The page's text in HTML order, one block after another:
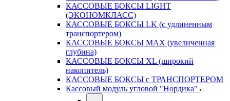
КАССОВЫЕ БОКСЫ LIGHT
(ЭКОНОМКЛАСС)
КАССОВЫЕ БОКСЫ LK (с удлиненным
транспортером)
КАССОВЫЕ БОКСЫ MAX (увеличенная
глубина)
КАССОВЫЕ БОКСЫ XL (широкий
накопитель)
КАССОВЫЕ БОКСЫ с ТРАНСПОРТЕРОМ
Кассовый модуль угловой "Нордика"